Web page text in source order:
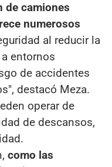
de camiones
numerosos
al reducir la
entornos
de accidentes
destacó Meza.
operar de
de descansos,
como las